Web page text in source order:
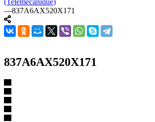
(Telemecanique)
—837A6AX520X171
837A6AX520X171